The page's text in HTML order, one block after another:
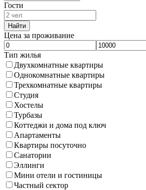
Гости
Найти
Цена за проживание
Тип жилья
Двухкомнатные квартиры
Однокомнатные квартиры
Трехкомнатные квартиры
Студия
Хостелы
Турбазы
Коттеджи и дома под ключ
Апартаменты
Квартиры посуточно
Санатории
Эллинги
Мини отели и гостиницы
Частный сектор